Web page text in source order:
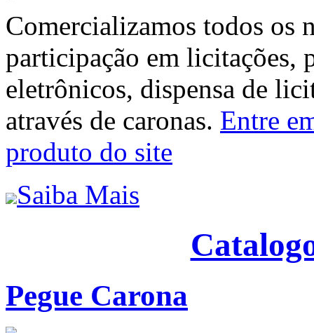
Comercializamos todos os
participação em licitações,
eletrônicos, dispensa de
através de caronas. Entre
produto do site
Saiba Mais
Pegue Carona